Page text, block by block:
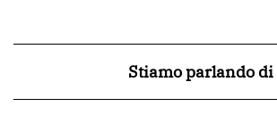
Stiamo parlando di